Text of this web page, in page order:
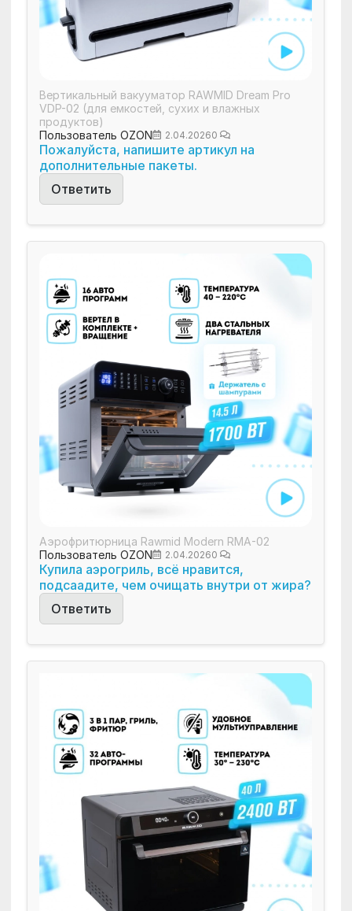
Вертикальный вакууматор RAWMID Dream Pro
VDP-02 (для емкостей, сухих и влажных
продуктов)
Пользователь OZON
2.04.20260
Пожалуйста, напишите артикул на
дополнительные пакеты.
Ответить
Аэрофритюрница Rawmid Modern RMA-02
Пользователь OZON
2.04.20260
Купила аэрогриль, всё нравится,
подсаадите, чем очищать внутри от жира?
Ответить